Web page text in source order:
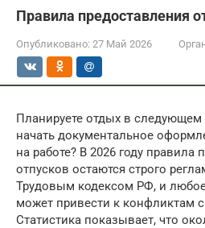
Правила предоставления
Опубликовано: 27 Май 2026
Планируете отдых в следующем
начать документальное
на работе? В 2026 году правила
отпусков остаются строго
Трудовым кодексом РФ, и
может привести к конфликтам
Статистика показывает, что